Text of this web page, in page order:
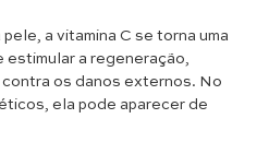
a vitamina C se torna uma
estimular a regeneração,
contra os danos externos. No
ela pode aparecer de